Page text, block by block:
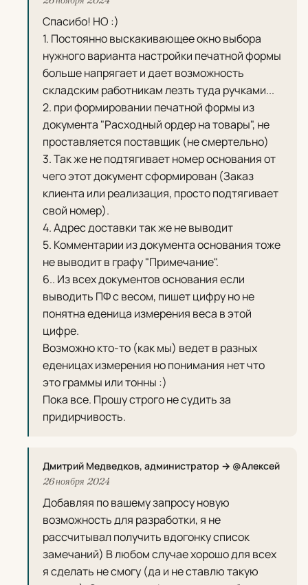
Спасибо! НО :)
1. Постоянно выскакивающее окно выбора
нужного варианта настройки печатной формы
больше напрягает и дает возможность
складским работникам лезть туда ручками...
2. при формировании печатной формы из
документа "Расходный ордер на товары", не
проставляется поставщик (не смертельно)
3. Так же не подтягивает номер основания от
чего этот документ сформирован (Заказ
клиента или реализация, просто подтягивает
свой номер).
4. Адрес доставки так же не выводит
5. Комментарии из документа основания тоже
не выводит в графу "Примечание".
6.. Из всех документов основания если
выводить ПФ с весом, пишет цифру но не
понятна еденица измерения веса в этой
цифре.
Возможно кто-то (как мы) ведет в разных
еденицах измерения но понимания нет что
это граммы или тонны :)
Пока все. Прошу строго не судить за
придирчивость.
Дмитрий Медведков, администратор → @Алексей
26 ноября 2024
Добавляя по вашему запросу новую
возможность для разработки, я не
рассчитывал получить вдогонку список
замечаний) В любом случае хорошо для всех
я сделать не смогу (да и не ставлю такую